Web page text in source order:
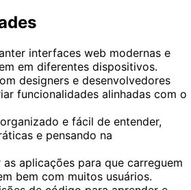
interfaces web modernas e
em diferentes dispositivos.
designers e desenvolvedores
funcionalidades alinhadas com o
e fácil de entender,
e pensando na
aplicações para que carreguem
bem com muitos usuários.